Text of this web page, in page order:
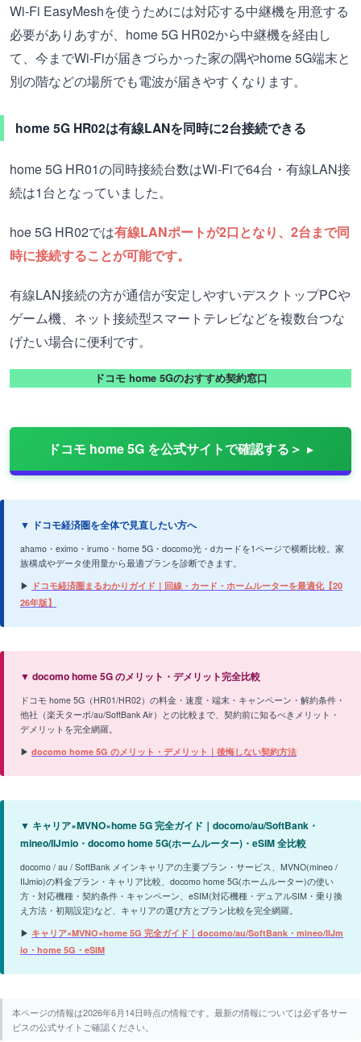
Wi-Fi EasyMeshを使うためには対応する中継機を用意する
必要がありあすが、home 5G HR02から中継機を経由し
て、今までWi-Fiが届きづらかった家の隅やhome 5G端末と
別の階などの場所でも電波が届きやすくなります。
home 5G HR02は有線LANを同時に2台接続できる
home 5G HR01の同時接続台数はWi-Fiで64台・有線LAN接
続は1台となっていました。
hoe 5G HR02では有線LANポートが2口となり、2台まで同
時に接続することが可能です。
有線LAN接続の方が通信が安定しやすいデスクトップPCや
ゲーム機、ネット接続型スマートテレビなどを複数台つな
げたい場合に便利です。
ドコモ home 5Gのおすすめ契約窓口
ドコモ home 5G を公式サイトで確認する＞
▼ ドコモ経済圏を全体で見直したい方へ
ahamo・eximo・irumo・home 5G・docomo光・dカードを1ページで横断比較。家
族構成やデータ使用量から最適プランを診断できます。
▶ ドコモ経済圏まるわかりガイド｜回線・カード・ホームルーターを最適化【20
26年版】
▼ docomo home 5G のメリット・デメリット完全比較
ドコモ home 5G（HR01/HR02）の料金・速度・端末・キャンペーン・解約条件・
他社（楽天ターボ/au/SoftBank Air）との比較まで、契約前に知るべきメリット・
デメリットを完全網羅。
▶ docomo home 5G のメリット・デメリット｜後悔しない契約方法
▼ キャリア×MVNO×home 5G 完全ガイド｜docomo/au/SoftBank・
mineo/IIJmio・docomo home 5G(ホームルーター)・eSIM 全比較
docomo / au / SoftBank メインキャリアの主要プラン・サービス、MVNO(mineo /
IIJmio)の料金プラン・キャリア比較、docomo home 5G(ホームルーター)の使い
方・対応機種・契約条件・キャンペーン、eSIM(対応機種・デュアルSIM・乗り換
え方法・初期設定)など、キャリアの選び方とプラン比較を完全網羅。
▶ キャリア×MVNO×home 5G 完全ガイド｜docomo/au/SoftBank・mineo/IIJm
io・home 5G・eSIM
本ページの情報は2026年6月14日時点の情報です。最新の情報については必ず各サー
ビスの公式サイトご確認ください。